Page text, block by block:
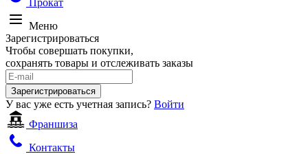
Прокат
Меню
Зарегистрироваться
Чтобы совершать покупки,
сохранять товары и отслеживать заказы
Зарегистрироваться
У вас уже есть учетная запись? Войти
Франшиза
Контакты